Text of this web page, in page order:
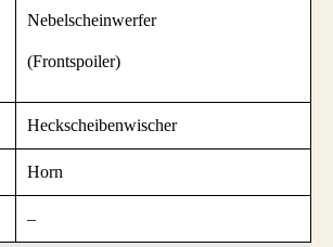
Nebelscheinwerfer
(Frontspoiler)
Heckscheibenwischer
Horn
–